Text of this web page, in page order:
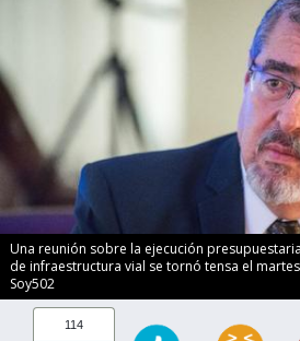
Una reunión sobre la ejecución
de infraestructura vial se tornó tensa el
Soy502
114